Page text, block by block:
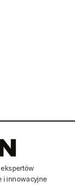
ekspertów
i innowacyjne